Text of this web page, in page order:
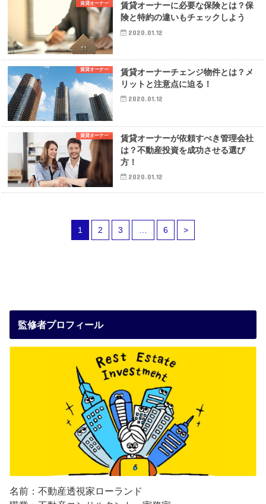
賃貸オーナー
賃貸オーナーに必要な保険とは？保
険と特約の違いもチェックしよう
2020.01.12
賃貸オーナー
賃貸オーナーチェンジ物件とは？メ
リットと注意点に迫る！
2020.01.12
賃貸オーナー
賃貸オーナーが依頼すべき管理会社
は？不動産投資を成功させる選び
方！
2020.01.12
1 2 3 … 6 >
監修者プロフィール
名前：不動産透視家ローランド